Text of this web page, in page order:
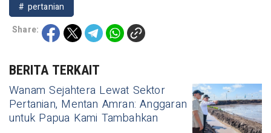
# pertanian
Share:
BERITA TERKAIT
Wanam Sejahtera Lewat Sektor
Pertanian, Mentan Amran: Anggaran
untuk Papua Kami Tambahkan